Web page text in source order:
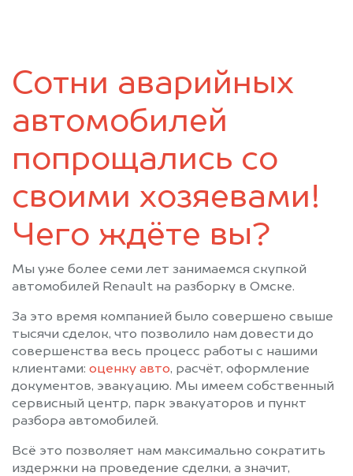
Усть-Ишим
Черлак
Сотни аварийных
автомобилей
попрощались со
своими хозяевами!
Чего ждёте вы?
Мы уже более семи лет занимаемся скупкой
автомобилей Renault на разборку в Омске.
За это время компанией было совершено свыше
тысячи сделок, что позволило нам довести до
совершенства весь процесс работы с нашими
клиентами: оценку авто, расчёт, оформление
документов, эвакуацию. Мы имеем собственный
сервисный центр, парк эвакуаторов и пункт
разбора автомобилей.
Всё это позволяет нам максимально сократить
издержки на проведение сделки, а значит,